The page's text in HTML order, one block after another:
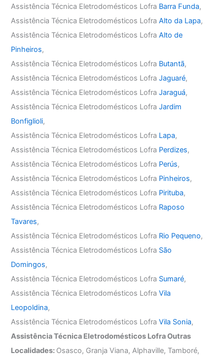
Assistência Técnica Eletrodomésticos Lofra Barra Funda,
Assistência Técnica Eletrodomésticos LofraAlto da Lapa,
Assistência Técnica Eletrodomésticos LofraAlto de
Pinheiros,
Assistência Técnica Eletrodomésticos Lofra Butantã,
Assistência Técnica Eletrodomésticos LofraJaguaré,
Assistência Técnica Eletrodomésticos LofraJaraguá,
Assistência Técnica Eletrodomésticos LofraJardim
Bonfiglioli,
Assistência Técnica Eletrodomésticos Lofra Lapa,
Assistência Técnica Eletrodomésticos Lofra Perdizes,
Assistência Técnica Eletrodomésticos Lofra Perús,
Assistência Técnica Eletrodomésticos Lofra Pinheiros,
Assistência Técnica Eletrodomésticos Lofra Pirituba,
Assistência Técnica Eletrodomésticos Lofra Raposo
Tavares,
Assistência Técnica Eletrodomésticos Lofra Rio Pequeno,
Assistência Técnica Eletrodomésticos Lofra São
Domingos,
Assistência Técnica Eletrodomésticos Lofra Sumaré,
Assistência Técnica Eletrodomésticos LofraVila
Leopoldina,
Assistência Técnica Eletrodomésticos LofraVila Sonia,
Assistência Técnica Eletrodomésticos Lofra Outras
Localidades: Osasco, Granja Viana, Alphaville, Tamboré,